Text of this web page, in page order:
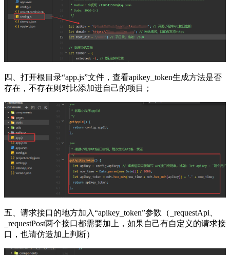
四、打开根目录“app.js”文件，查看apikey_token生成方法是否
存在，不存在则对比添加进自己的项目；
五、请求接口的地方加入“apikey_token”参数（_requestApi、
_requestPost两个接口都需要加上，如果自己有自定义的请求接
口，也请仿造加上判断）